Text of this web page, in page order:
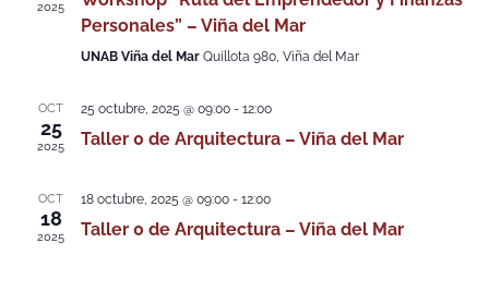
2025
Personales” – Viña del Mar
UNAB Viña del Mar Quillota 980, Viña del Mar
OCT
25
2025
25 octubre, 2025 @ 09:00- 12:00
Taller 0 de Arquitectura – Viña del Mar
OCT
18
2025
18 octubre, 2025 @ 09:00- 12:00
Taller 0 de Arquitectura – Viña del Mar